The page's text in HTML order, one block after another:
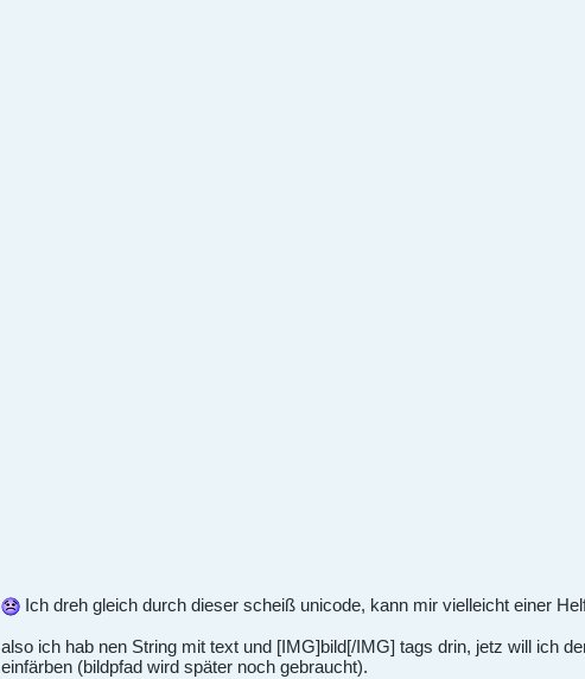
Ich dreh gleich durch dieser scheiß unicode, kann mir vielleicht einer
also ich hab nen String mit text und [IMG]bild[/IMG] tags drin, jetz will ich
einfärben (bildpfad wird später noch gebraucht).